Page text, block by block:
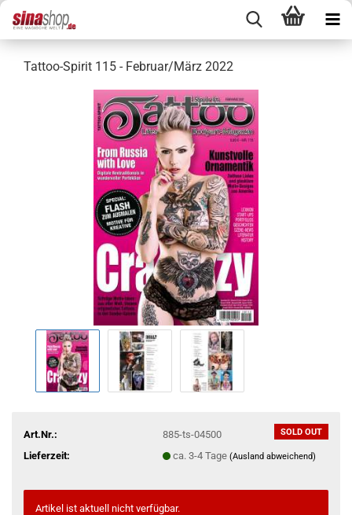
Tattoo-Spirit 115 - Februar/März 2022
SOLD OUT
Art.Nr.:
885-ts-04500
Lieferzeit:
ca. 3-4 Tage (Ausland abweichend)
Artikel ist aktuell nicht verfügbar.